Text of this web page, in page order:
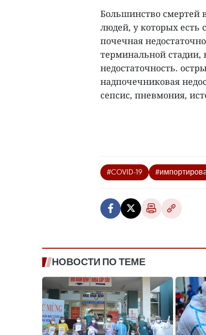
Большинство смертей
людей, у которых есть
почечная
терминальной
недостаточность.
надпочечниковая
сепсис, пневмония,
#COVID-19
НОВОСТИ ПО ТЕМЕ